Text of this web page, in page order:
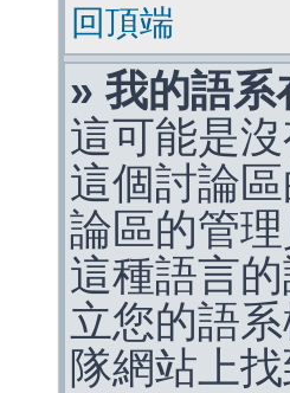
回頂端
» 我的語系
這可能是
這個討論
論區的管
這種語言
立您的語
隊網站上